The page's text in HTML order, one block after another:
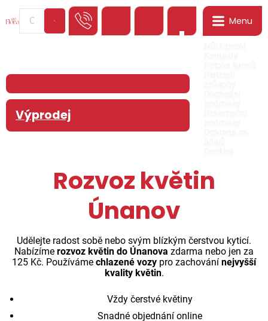
Menu
Výprodej
Rozvoz květin
Únanov
Udělejte radost sobě nebo svým blízkým čerstvou kyticí.
Nabízíme rozvoz květin do Únanova zdarma nebo jen za
125 Kč. Používáme chlazené vozy pro zachování nejvyšší
kvality květin.
Vždy čerstvé květiny
Snadné objednání online